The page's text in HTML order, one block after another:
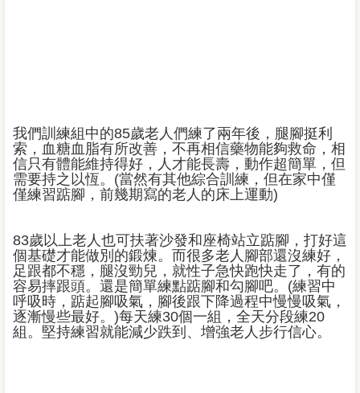
我們訓練組中的85歲老人們練了兩年後，腿腳挺利
索，血糖血脂有所改善，不再相信藥物能夠救命，相
信只有體能維持得好，人才能長壽，動作超簡單，但
需要持之以恆。(當然有其他綜合訓練，但在家中僅
僅練習踮腳，前幾期寫的老人的床上運動)
83歲以上老人也可扶著沙發和座椅站立踮腳，打好這
個基礎才能做別的鍛煉。而很多老人腳部還沒練好，
足跟都不穩，腿沒勁兒，就性子急快跑快走了，有的
容易摔跟頭。還是簡單練點踮腳和勾腳吧。(練習中
呼吸時，踮起腳吸氣，腳後跟下降過程中慢慢吸氣，
逐漸慢些最好。)每天練30個一組，全天分段練20
組。堅持練習就能減少跌到、增強老人步行信心。